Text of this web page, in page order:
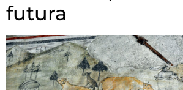
futura